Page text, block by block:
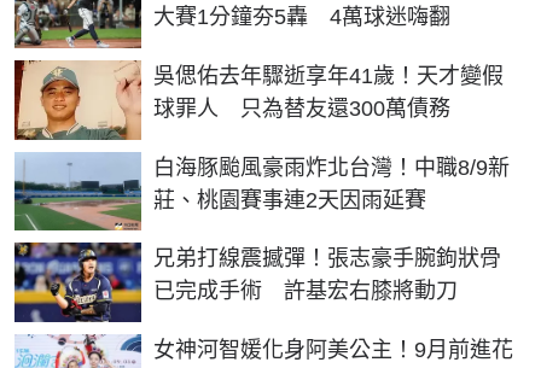
大賽1分鐘夯5轟 4萬球迷嗨翻
吳偲佑去年驟逝享年41歲！天才變假
球罪人 只為替友還300萬債務
白海豚颱風豪雨炸北台灣！中職8/9新
莊、桃園賽事連2天因雨延賽
兄弟打線震撼彈！張志豪手腕鉤狀骨
已完成手術 許基宏右膝將動刀
女神河智媛化身阿美公主！9月前進花